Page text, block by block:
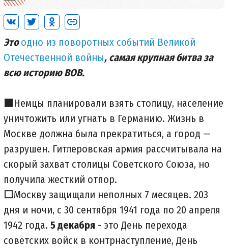
Этоодно из поворотных событий Великой
Отечественной войны, самая крупная битва за
всю историю ВОВ.
⬛️Немцы планировали взять столицу, население
уничтожить или угнать в Германию. Жизнь в
Москве должна была прекратиться, а город —
разрушен. Гитлеровская армия рассчитывала на
скорый захват столицы Советского Союза, но
получила жесткий отпор.
⬜️Москву защищали неполных 7 месяцев. 203
дня и ночи, с 30 сентября 1941 года по 20 апреля
1942 года. 5 декабря - это День перехода
советских войск в контрнаступление, День